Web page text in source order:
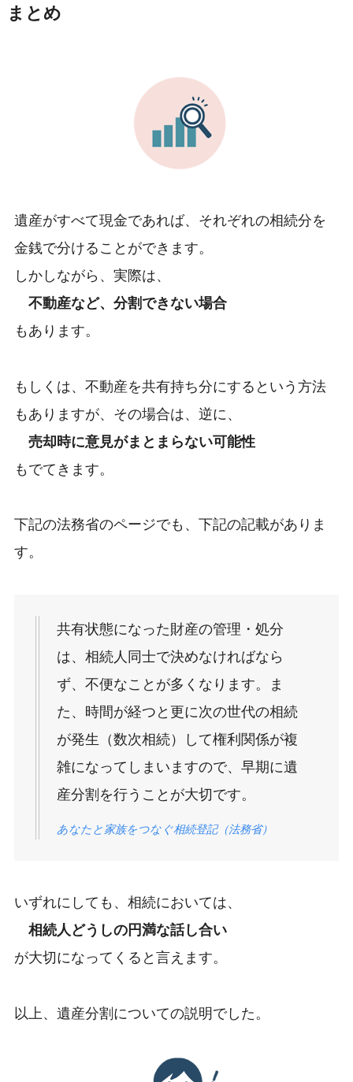
まとめ
遺産がすべて現金であれば、それぞれの相続分を
金銭で分けることができます。
しかしながら、実際は、
不動産など、分割できない場合
もあります。
もしくは、不動産を共有持ち分にするという方法
もありますが、その場合は、逆に、
売却時に意見がまとまらない可能性
もでてきます。
下記の法務省のページでも、下記の記載がありま
す。
共有状態になった財産の管理・処分
は、相続人同士で決めなければなら
ず、不便なことが多くなります。ま
た、時間が経つと更に次の世代の相続
が発生（数次相続）して権利関係が複
雑になってしまいますので、早期に遺
産分割を行うことが大切です。
あなたと家族をつなぐ相続登記（法務省）
いずれにしても、相続においては、
相続人どうしの円満な話し合い
が大切になってくると言えます。
以上、遺産分割についての説明でした。